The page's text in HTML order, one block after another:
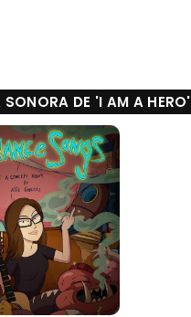
SONORA DE 'I AM A HERO'